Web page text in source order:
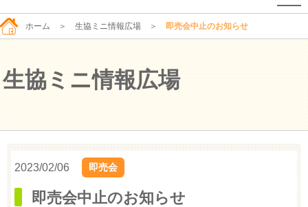
ホーム ＞ 生協ミニ情報広場 ＞ 即売会中止のお知らせ
生協ミニ情報広場
2023/02/06 即売会
即売会中止のお知らせ